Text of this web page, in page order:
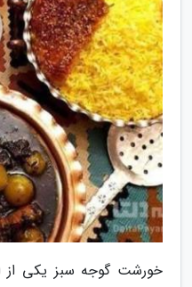
خورشت گوجه سبز یکی از